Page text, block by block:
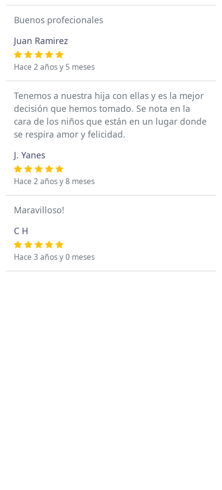
Buenos profecionales
Juan Ramirez
Hace 2 años y 5 meses
Tenemos a nuestra hija con ellas y es la mejor
decisión que hemos tomado. Se nota en la
cara de los niños que están en un lugar donde
se respira amor y felicidad.
J. Yanes
Hace 2 años y 8 meses
Maravilloso!
C H
Hace 3 años y 0 meses